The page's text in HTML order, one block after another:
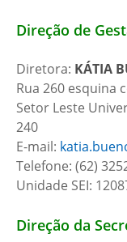
Direção de
Diretora: KÁTIA
Rua 260 esquina
Setor Leste
240
E-mail:
Telefone: (62)
Unidade SEI:
Direção da